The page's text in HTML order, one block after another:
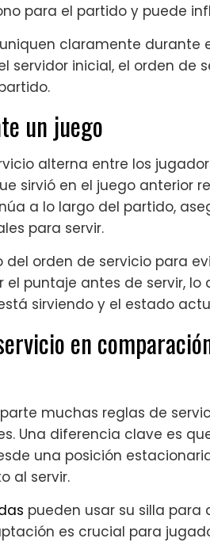
para el partido y puede
claramente durante
servidor inicial, el orden de
un juego
alterna entre los
sirvió en el juego anterior
a lo largo del partido,
para servir.
del orden de servicio para
puntaje antes de servir, lo
sirviendo y el estado
en
muchas reglas de
Una diferencia clave es
una posición
al servir.
pueden usar su silla para
es crucial para